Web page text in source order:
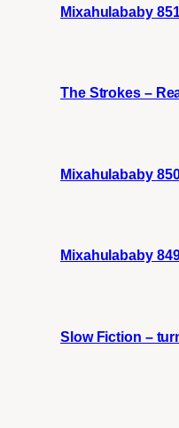
Mixahulababy
The Strokes –
Mixahulababy
Mixahulababy
Slow Fiction –